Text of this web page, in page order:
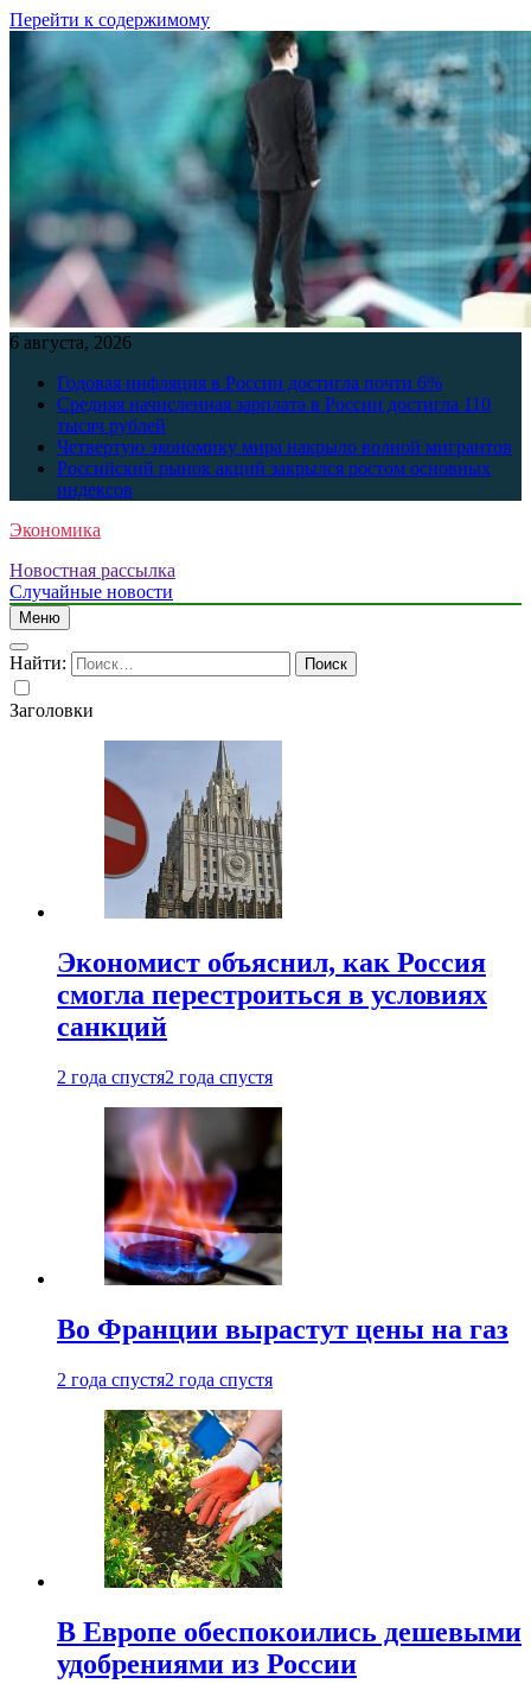
Перейти к содержимому
6 августа, 2026
Годовая инфляция в России достигла почти 6%
Средняя начисленная зарплата в России достигла 110
тысяч рублей
Четвертую экономику мира накрыло волной мигрантов
Российский рынок акций закрылся ростом основных
индексов
Экономика
Новостная рассылка
Случайные новости
Меню
Найти:
Заголовки
Экономист объяснил, как Россия
смогла перестроиться в условиях
санкций
2 года спустя2 года спустя
Во Франции вырастут цены на газ
2 года спустя2 года спустя
В Европе обеспокоились дешевыми
удобрениями из России